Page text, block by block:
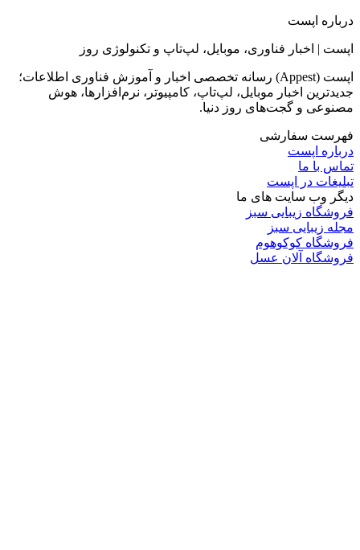
درباره اپست
اپست | اخبار فناوری، موبایل، لپ‌تاپ و تکنولوژی روز
اپست (Appest) رسانه تخصصی اخبار و آموزش فناوری اطلاعات؛
جدیدترین اخبار موبایل، لپ‌تاپ، کامپیوتر، نرم‌افزارها، هوش
مصنوعی و گجت‌های روز دنیا.
فهرست سفارشی
درباره اپست
تماس با ما
تبلیغات در اپست
دیگر وب سایت های ما
فروشگاه زیبایی سبز
مجله زیبایی سبز
فروشگاه کوکوهوم
فروشگاه آلان عسل